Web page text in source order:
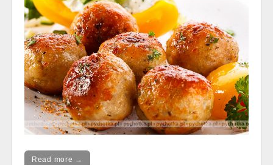
Read more →